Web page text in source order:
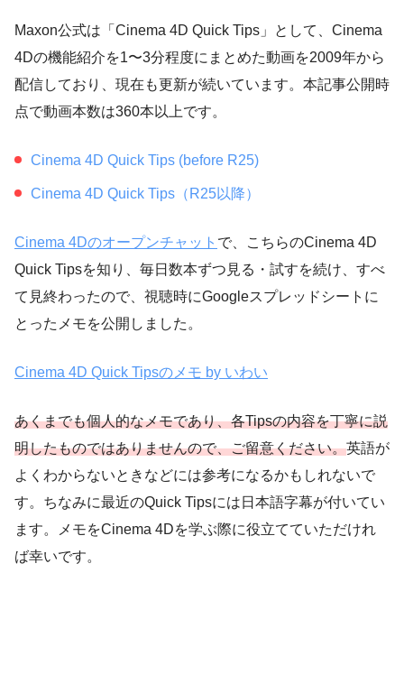
Maxon公式は「Cinema 4D Quick Tips」として、Cinema
4Dの機能紹介を1〜3分程度にまとめた動画を2009年から
配信しており、現在も更新が続いています。本記事公開時
点で動画本数は360本以上です。
Cinema 4D Quick Tips (before R25)
Cinema 4D Quick Tips（R25以降）
Cinema 4Dのオープンチャット で、こちらのCinema 4D
Quick Tipsを知り、毎日数本ずつ見る・試すを続け、すべ
て見終わったので、視聴時にGoogleスプレッドシートに
とったメモを公開しました。
Cinema 4D Quick Tipsのメモ by いわい
あくまでも個人的なメモであり、各Tipsの内容を丁寧に説
明したものではありませんので、ご留意ください。英語が
よくわからないときなどには参考になるかもしれないで
す。ちなみに最近のQuick Tipsには日本語字幕が付いてい
ます。メモをCinema 4Dを学ぶ際に役立てていただけれ
ば幸いです。